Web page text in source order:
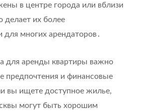
в центре города или вблизи
делает их более
для многих арендаторов․
для аренды квартиры важно
предпочтения и финансовые
вы ищете доступное жилье,
могут быть хорошим